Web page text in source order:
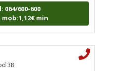
064/600-600
min
38